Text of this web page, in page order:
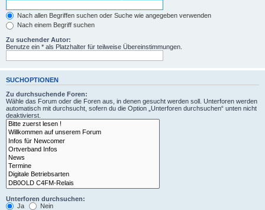
Nach allen Begriffen suchen oder Suche wie angegeben verwenden
Nach einem Begriff suchen
Zu suchender Autor:
Benutze ein * als Platzhalter für teilweise Übereinstimmungen.
SUCHOPTIONEN
Zu durchsuchende Foren:
Wähle das Forum oder die Foren aus, in denen gesucht werden soll. Unterforen werden
automatisch mit durchsucht, sofern du die Option „Unterforen durchsuchen“ unten nicht
deaktivierst.
Unterforen durchsuchen:
Ja
Nein